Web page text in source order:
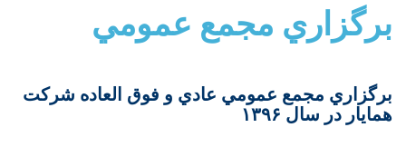
برگزاري مجمع عمومي
برگزاري مجمع عمومي عادي و فوق العاده شركت
همايار در سال ۱۳۹۶